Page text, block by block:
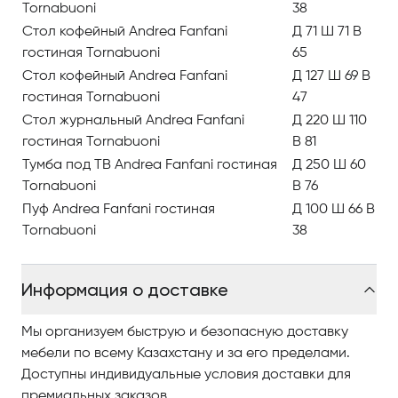
классических линий и современных взглядов на
дизайн и элегантность.
Andrea Fanfani выводит на сцену самую изысканную
интерпретацию современной роскоши.
Резьба и мастерское изготовление сочетается с
драгоценной отделкой и изысканными тканями в
классическом стиле, придаюшими интерьеру
свежесть и яркость.
помещениям нотку гламура, великолепия и
элегантности. Идеальный симбиоз. Вневременное
Эволюция творчестра Andrea Fanfani также также
затронула линию «классика», которой
флорентийская компания обязана успехом на мир
Tornabuoni
38
Стол кофейный Andrea Fanfani
гостиная Tornabuoni
Д 71 Ш 71 В
65
Стол кофейный Andrea Fanfani
гостиная Tornabuoni
Д 127 Ш 69 В
47
Стол журнальный Andrea Fanfani
гостиная Tornabuoni
Д 220 Ш 110
В 81
Тумба под ТВ Andrea Fanfani гостиная
Tornabuoni
Д 250 Ш 60
В 76
Пуф Andrea Fanfani гостиная
Tornabuoni
Д 100 Ш 66 В
38
Информация о доставке
Мы организуем быструю и безопасную доставку
мебели по всему Казахстану и за его пределами.
Доступны индивидуальные условия доставки для